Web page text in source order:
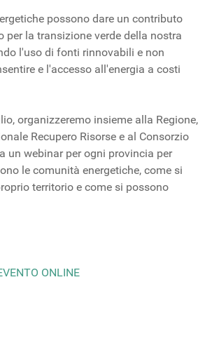
possono dare un contributo
per la transizione verde della nostra
l'uso di fonti rinnovabili e non
e l'accesso all'energia a costi
organizzeremo insieme alla Regione,
Recupero Risorse e al Consorzio
un webinar per ogni provincia per
le comunità energetiche, come si
territorio e come si possono
ONLINE